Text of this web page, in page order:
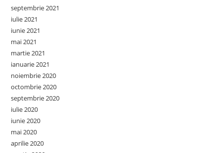
septembrie 2021
iulie 2021
iunie 2021
mai 2021
martie 2021
ianuarie 2021
noiembrie 2020
octombrie 2020
septembrie 2020
iulie 2020
iunie 2020
mai 2020
aprilie 2020